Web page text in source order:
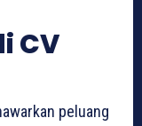
CV
peluang